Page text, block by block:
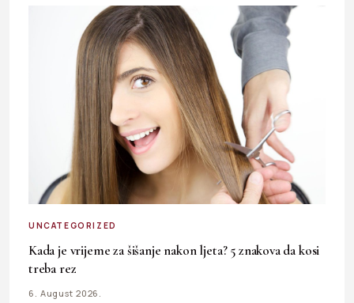
UNCATEGORIZED
Kada je vrijeme za šišanje nakon ljeta? 5 znakova da kosi
treba rez
6. August 2026.